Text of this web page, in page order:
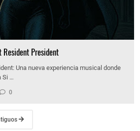
Resident President
Una nueva experiencia musical donde
Si …
0